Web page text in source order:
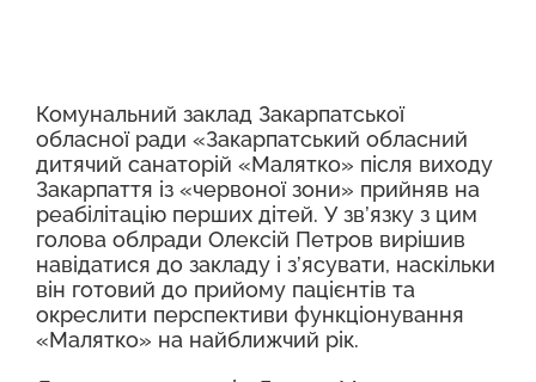
Комунальний заклад Закарпатської
обласної ради «Закарпатський обласний
дитячий санаторій «Малятко» після виходу
Закарпаття із «червоної зони» прийняв на
реабілітацію перших дітей. У зв’язку з цим
голова облради Олексій Петров вирішив
навідатися до закладу і з’ясувати, наскільки
він готовий до прийому пацієнтів та
окреслити перспективи функціонування
«Малятко» на найближчий рік.